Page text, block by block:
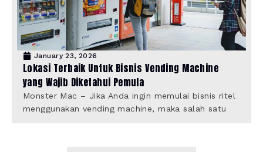
January 23, 2026
Lokasi Terbaik Untuk Bisnis Vending Machine
yang Wajib Diketahui Pemula
Monster Mac – Jika Anda ingin memulai bisnis ritel
menggunakan vending machine, maka salah satu